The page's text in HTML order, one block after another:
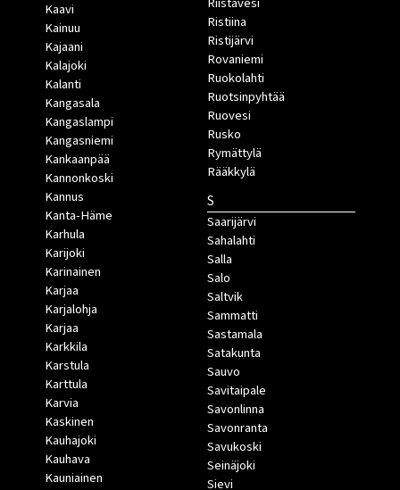
Kaavi
Kainuu
Kajaani
Kalajoki
Kalanti
Kangasala
Kangaslampi
Kangasniemi
Kankaanpää
Kannonkoski
Kannus
Kanta-Häme
Karhula
Karijoki
Karinainen
Karjaa
Karjalohja
Karjaa
Karkkila
Karstula
Karttula
Karvia
Kaskinen
Kauhajoki
Kauhava
Kauniainen
Ristiina
Ristijärvi
Rovaniemi
Ruokolahti
Ruotsinpyhtää
Ruovesi
Rusko
Rymättylä
Rääkkylä
S
Saarijärvi
Sahalahti
Salla
Salo
Saltvik
Sammatti
Sastamala
Satakunta
Sauvo
Savitaipale
Savonlinna
Savonranta
Savukoski
Seinäjoki
Sievi